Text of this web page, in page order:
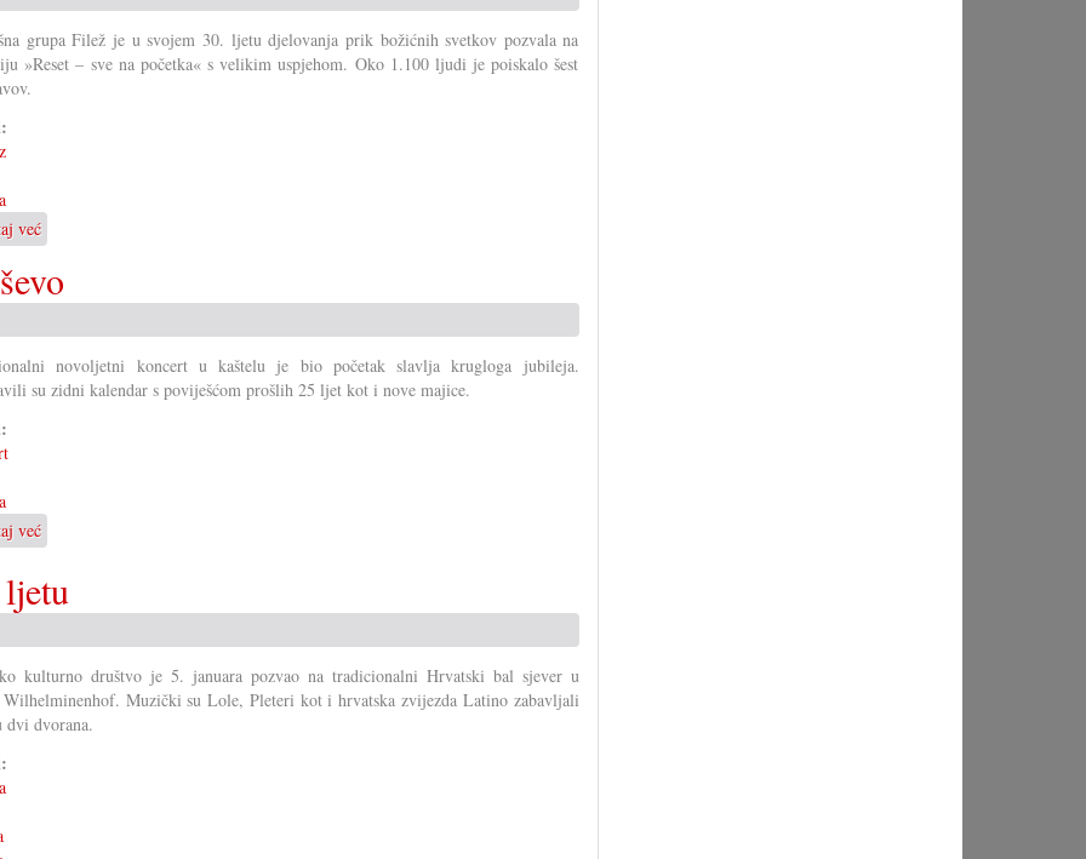
grupa Filež je u svojem 30. ljetu djelovanja prik božićnih svetkov pozvala na
»Reset – sve na početka« s velikim uspjehom. Oko 1.100 ljudi je poiskalo šest
već
Sve
na
početak
Filešci
oduševu
novoljetni koncert u kaštelu je bio početak slavlja krugloga jubileja.
su zidni kalendar s poviješćom prošlih 25 ljet kot i nove majice.
već
Početak
slavlja
800
Šuševo
kulturno društvo je 5. januara pozvao na tradicionalni Hrvatski bal sjever u
Muzički su Lole, Pleteri kot i hrvatska zvijezda Latino zabavljali
dvi dvorana.